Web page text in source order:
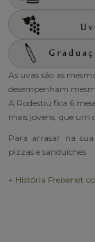
As uvas são as
desempenham
A Rodestiu fica 6
mais jovens, que um
Para arrasar na
pizzas e sanduíches.
+ História Freixenet